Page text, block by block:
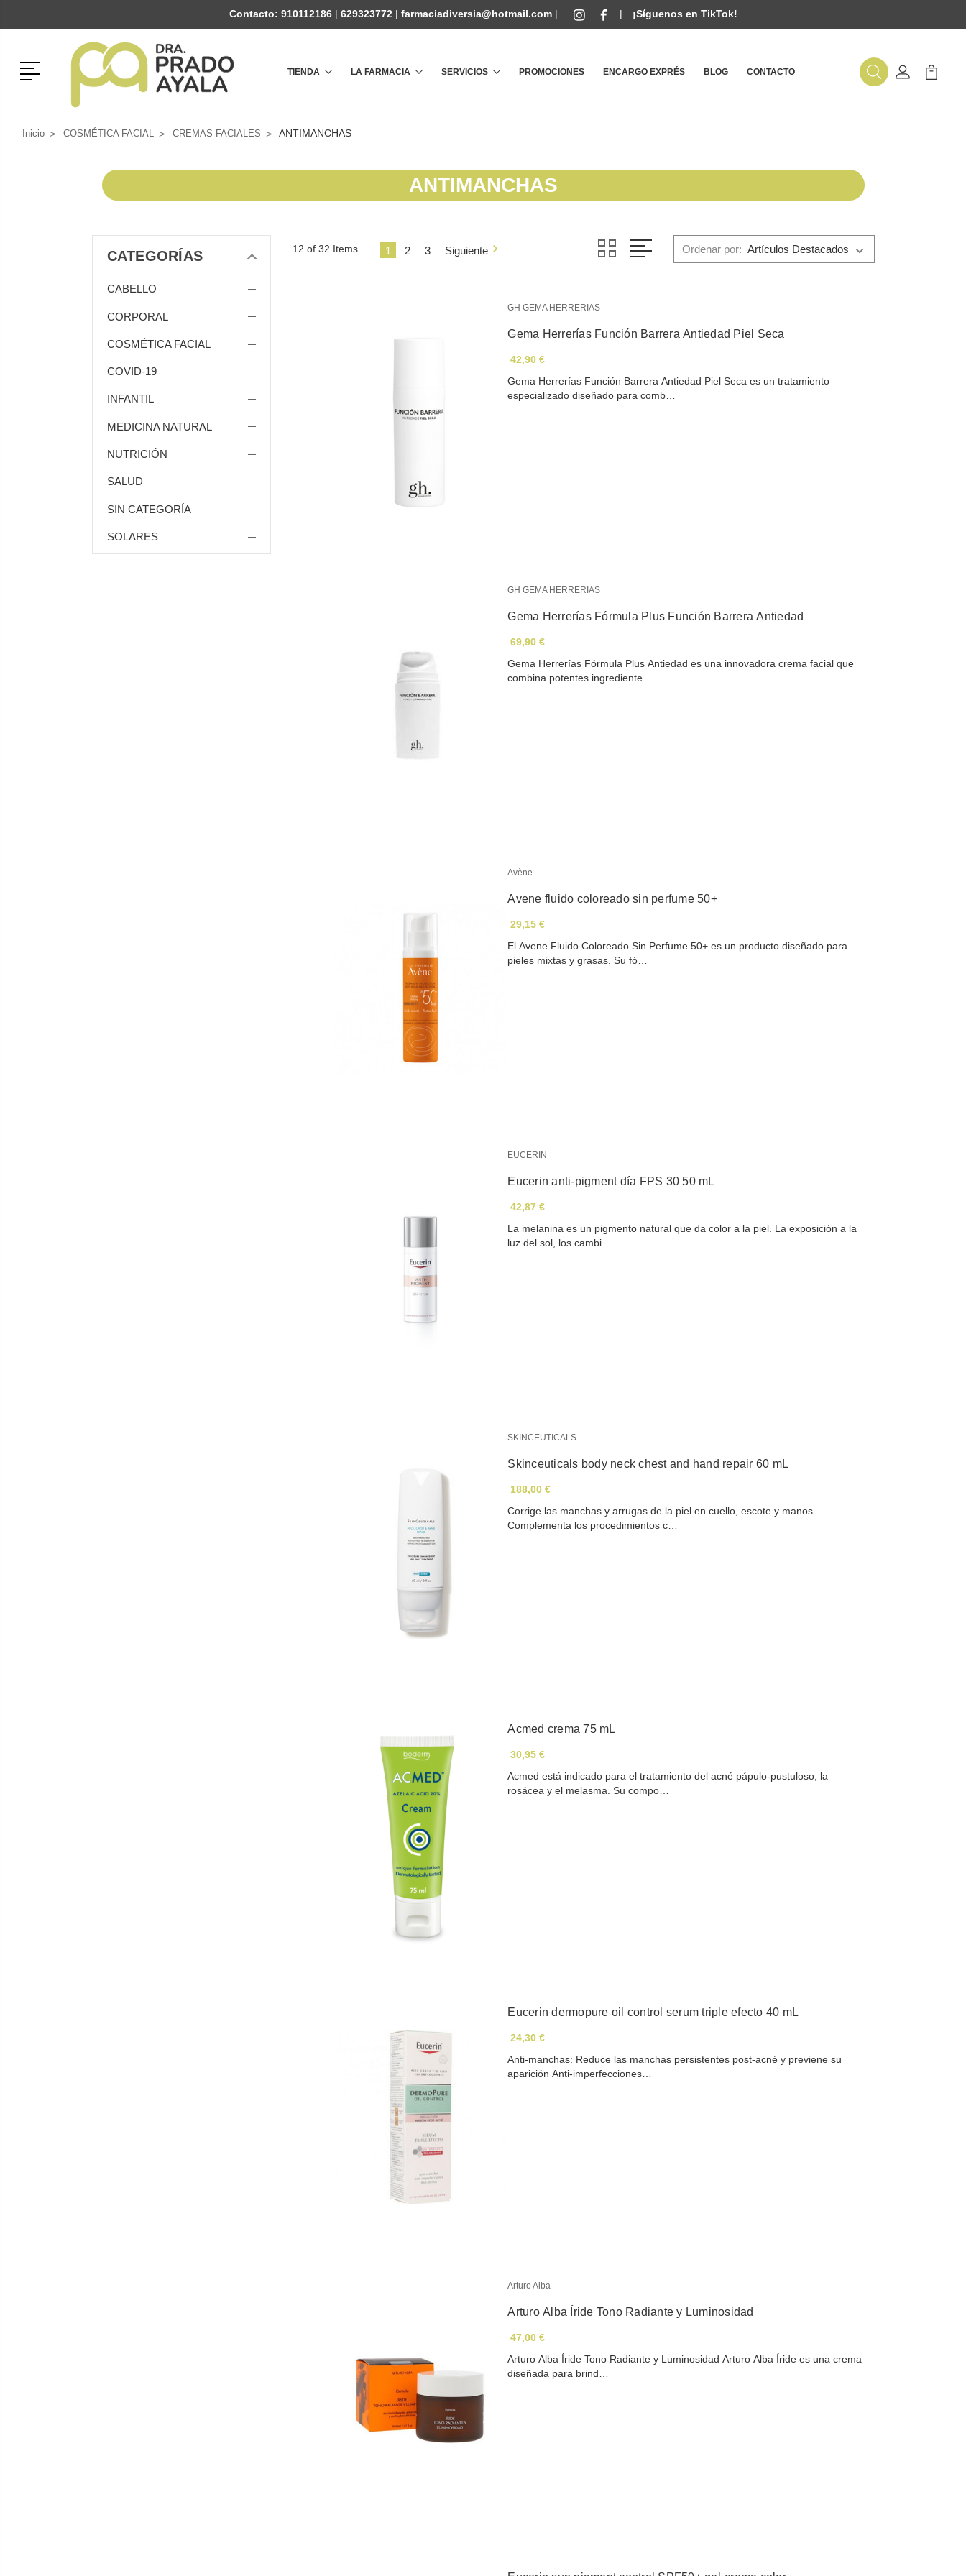
Contacto: 910112186| 629323772| farmaciadiversia@hotmail.com| | ¡Síguenos en TikTok!
Menú TIENDA LA FARMACIA SERVICIOS PROMOCIONES ENCARGO EXPRÉS BLOG CONTACTO BuscarMi Cuenta
Mi
Inicio COSMÉTICA FACIAL CREMAS FACIALES ANTIMANCHAS
ANTIMANCHAS
CATEGORÍAS
CABELLO
CORPORAL
COSMÉTICA FACIAL
COVID-19
INFANTIL
MEDICINA NATURAL
NUTRICIÓN
SALUD
SIN CATEGORÍA
SOLARES
12 of 32 Items 1 2 3 Siguiente Ordenar por:
GH GEMA HERRERIAS
Gema Herrerías Función Barrera Antiedad Piel Seca
42,90 €
Gema Herrerías Función Barrera Antiedad Piel Seca es un tratamiento
especializado diseñado para comb…
GH GEMA HERRERIAS
Gema Herrerías Fórmula Plus Función Barrera Antiedad
69,90 €
Gema Herrerías Fórmula Plus Antiedad es una innovadora crema facial que
combina potentes ingrediente…
Avène
Avene fluido coloreado sin perfume 50+
29,15 €
El Avene Fluido Coloreado Sin Perfume 50+ es un producto diseñado para
pieles mixtas y grasas. Su fó…
EUCERIN
Eucerin anti-pigment día FPS 30 50 mL
42,87 €
La melanina es un pigmento natural que da color a la piel. La exposición a la
luz del sol, los cambi…
SKINCEUTICALS
Skinceuticals body neck chest and hand repair 60 mL
188,00 €
Corrige las manchas y arrugas de la piel en cuello, escote y manos.
Complementa los procedimientos c…
Acmed crema 75 mL
30,95 €
Acmed está indicado para el tratamiento del acné pápulo-pustuloso, la
rosácea y el melasma. Su compo…
Eucerin dermopure oil control serum triple efecto 40 mL
24,30 €
Anti-manchas: Reduce las manchas persistentes post-acné y previene su
aparición Anti-imperfecciones…
Arturo Alba
Arturo Alba Íride Tono Radiante y Luminosidad
47,00 €
Arturo Alba Íride Tono Radiante y Luminosidad Arturo Alba Íride es una crema
diseñada para brind…